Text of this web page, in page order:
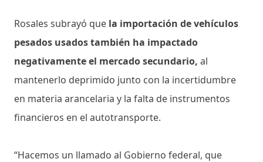
Rosales subrayó que la importación de vehículos
pesados usados también ha impactado
negativamente el mercado secundario, al
mantenerlo deprimido junto con la incertidumbre
en materia arancelaria y la falta de instrumentos
financieros en el autotransporte.
“Hacemos un llamado al Gobierno federal, que